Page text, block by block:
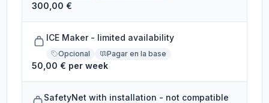
300,00 €
ICE Maker - limited availability
Opcional Pagar en la base
50,00 € per week
SafetyNet with installation - not compatible